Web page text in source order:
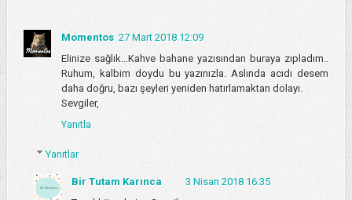
Momentos 27 Mart 2018 12:09
Elinize sağlık...Kahve bahane yazısından buraya zıpladım..
Ruhum, kalbim doydu bu yazınızla. Aslında acıdı desem
daha doğru, bazı şeyleri yeniden hatırlamaktan dolayı.
Sevgiler,
Yanıtla
Yanıtlar
Bir Tutam Karınca
3 Nisan 2018 16:35